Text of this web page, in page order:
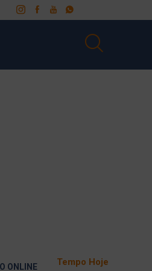
ONLINE Tempo Hoje